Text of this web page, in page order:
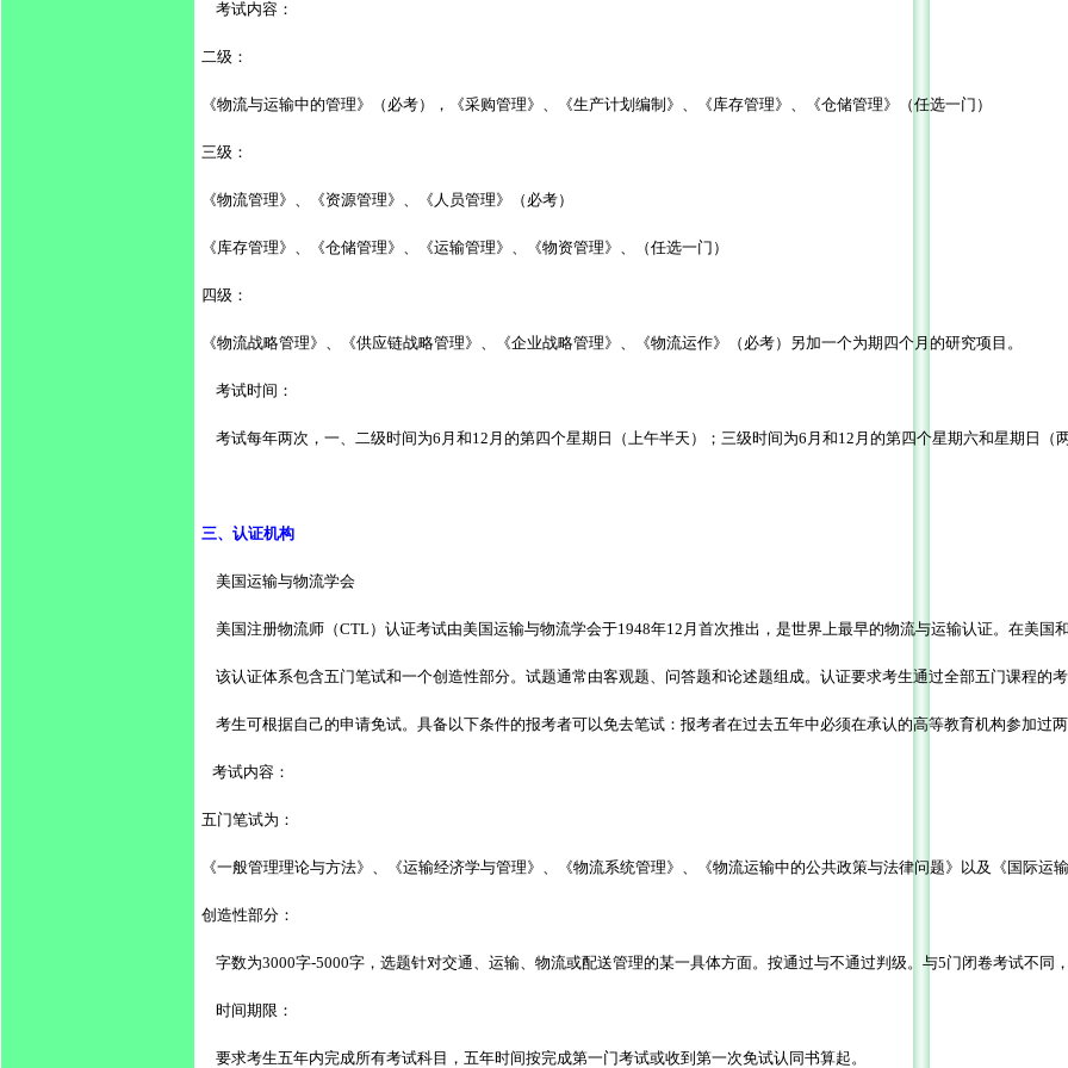
考试内容：
二级：
《物流与运输中的管理》（必考），《采购管理》、《生产计划编制》、《库存管理》、《仓储管理》（任选一门）
三级：
《物流管理》、《资源管理》、《人员管理》（必考）
《库存管理》、《仓储管理》、《运输管理》、《物资管理》、（任选一门）
四级：
《物流战略管理》、《供应链战略管理》、《企业战略管理》、《物流运作》（必考）另加一个为期四个月的研究项目。
考试时间：
考试每年两次，一、二级时间为6月和12月的第四个星期日（上午半天）；三级时间为6月和12月的第四个星期六和星期日（
三、认证机构
美国运输与物流学会
美国注册物流师（CTL）认证考试由美国运输与物流学会于1948年12月首次推出，是世界上最早的物流与运输认证。在美
该认证体系包含五门笔试和一个创造性部分。试题通常由客观题、问答题和论述题组成。认证要求考生通过全部五门课程的
考生可根据自己的申请免试。具备以下条件的报考者可以免去笔试：报考者在过去五年中必须在承认的高等教育机构参加过
考试内容：
五门笔试为：
《一般管理理论与方法》、《运输经济学与管理》、《物流系统管理》、《物流运输中的公共政策与法律问题》以及《国际运
创造性部分：
字数为3000字-5000字，选题针对交通、运输、物流或配送管理的某一具体方面。按通过与不通过判级。与5门闭卷考试不同
时间期限：
要求考生五年内完成所有考试科目，五年时间按完成第一门考试或收到第一次免试认同书算起。